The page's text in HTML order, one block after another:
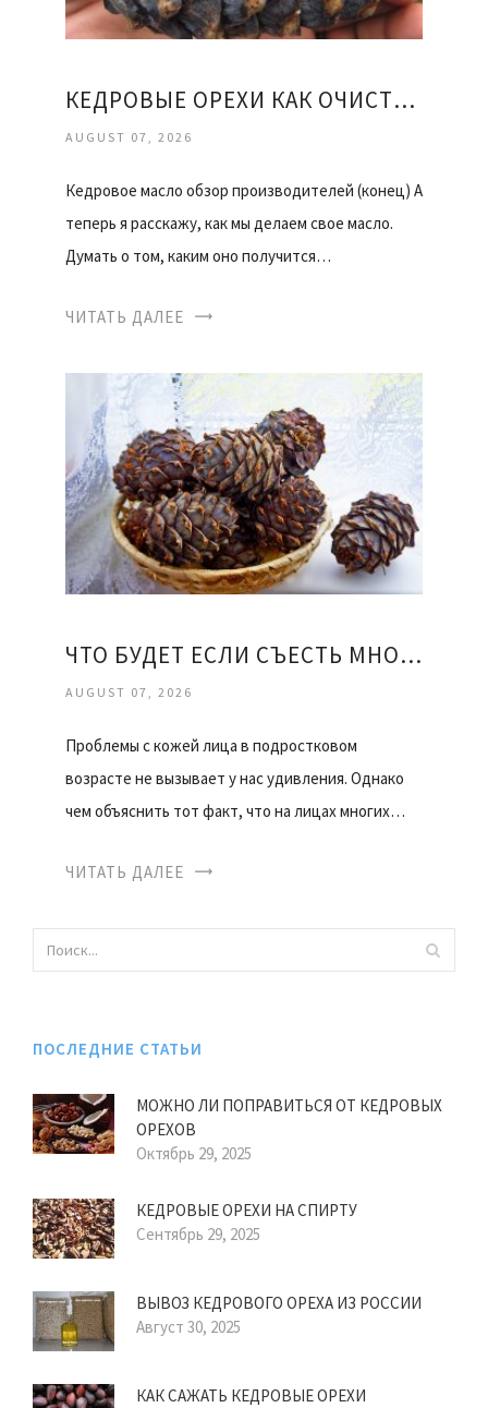
КЕДРОВЫЕ ОРЕХИ КАК ОЧИСТИТЬ
AUGUST 07, 2026
Кедровое масло обзор производителей (конец) А
теперь я расскажу, как мы делаем свое масло.
Думать о том, каким оно получится…
ЧИТАТЬ ДАЛЕЕ
ЧТО БУДЕТ ЕСЛИ СЪЕСТЬ МНОГО КЕДРОВЫХ ОРЕХОВ
AUGUST 07, 2026
Проблемы с кожей лица в подростковом
возрасте не вызывает у нас удивления. Однако
чем объяснить тот факт, что на лицах многих…
ЧИТАТЬ ДАЛЕЕ
ПОСЛЕДНИЕ СТАТЬИ
МОЖНО ЛИ ПОПРАВИТЬСЯ ОТ КЕДРОВЫХ
ОРЕХОВ
Октябрь 29, 2025
КЕДРОВЫЕ ОРЕХИ НА СПИРТУ
Сентябрь 29, 2025
ВЫВОЗ КЕДРОВОГО ОРЕХА ИЗ РОССИИ
Август 30, 2025
КАК САЖАТЬ КЕДРОВЫЕ ОРЕХИ